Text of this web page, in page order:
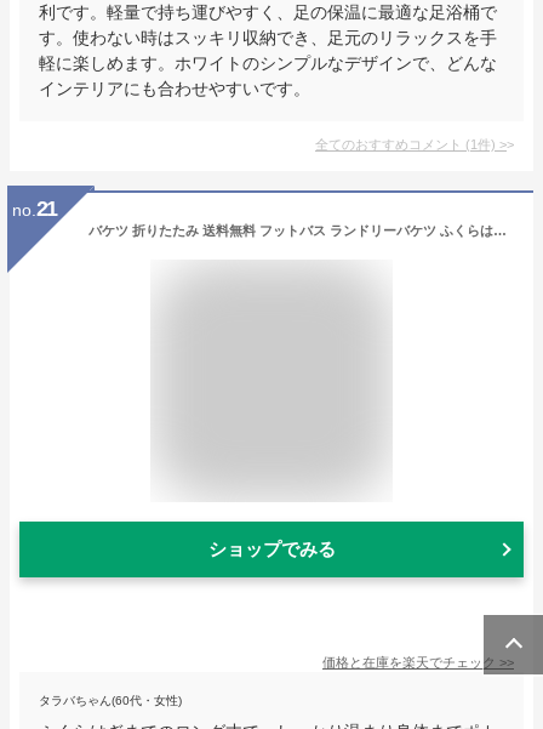
利です。軽量で持ち運びやすく、足の保温に最適な足浴桶で
す。使わない時はスッキリ収納でき、足元のリラックスを手
軽に楽しめます。ホワイトのシンプルなデザインで、どんな
インテリアにも合わせやすいです。
全てのおすすめコメント (1件) >
no. 21
バケツ 折りたたみ 送料無料 フットバス ランドリーバケツ ふくらはぎ 足湯バッグ 折り畳み 大容量 出張 ディープバケット コンパクト 保温 旅行洗濯 足湯 軽量 アウトドア 20L 旅行洗濯 携帯便利 釣り 洗車 キャンプ 公園 防災 入院 持ち運び
ショップでみる
価格と在庫を楽天でチェック >>
タラバちゃん(60代・女性)